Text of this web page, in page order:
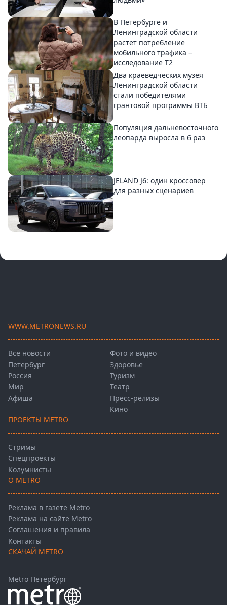
В Петербурге и
Ленинградской области
растет потребление
мобильного трафика –
исследование T2
Два краеведческих музея
Ленинградской области
стали победителями
грантовой программы ВТБ
Популяция дальневосточного
леопарда выросла в 6 раз
JELAND J6: один кроссовер
для разных сценариев
WWW.METRONEWS.RU
Все новости
Петербург
Россия
Мир
Афиша
Фото и видео
Здоровье
Туризм
Театр
Пресс-релизы
Кино
ПРОЕКТЫ METRO
Стримы
Спецпроекты
Колумнисты
О METRO
Реклама в газете Metro
Реклама на сайте Metro
Соглашения и правила
Контакты
СКАЧАЙ METRO
Metro Петербург